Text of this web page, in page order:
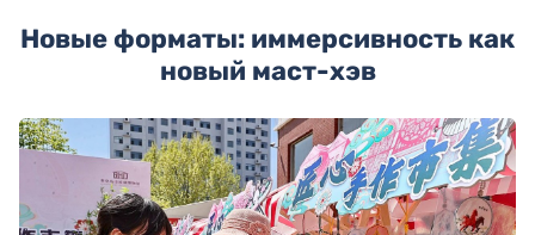
Новые форматы: иммерсивность как
новый маст-хэв